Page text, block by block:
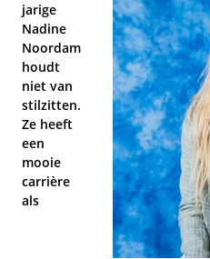
jarige
Nadine
Noordam
houdt
niet van
stilzitten.
Ze heeft
een
mooie
carrière
als